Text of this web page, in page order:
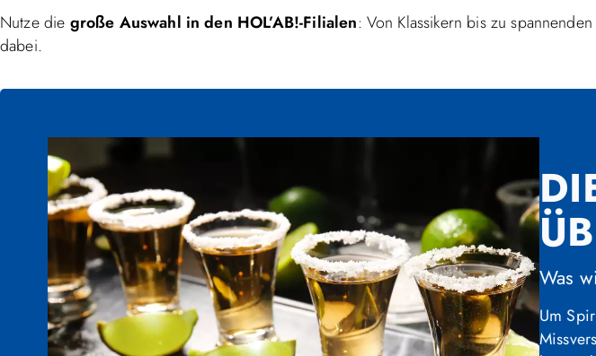
Nutze die große Auswahl in den HOL’AB!-Filialen: Von Klassikern bis zu
dabei.
Was
Um